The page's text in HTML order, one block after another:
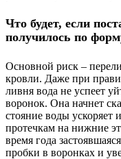
Что будет, если
получилось по
Основной риск –
кровли. Даже при
ливня вода не успеет
воронок. Она начнет
стояние воды ускоряет
протечкам на нижние
время года
пробки в воронках и